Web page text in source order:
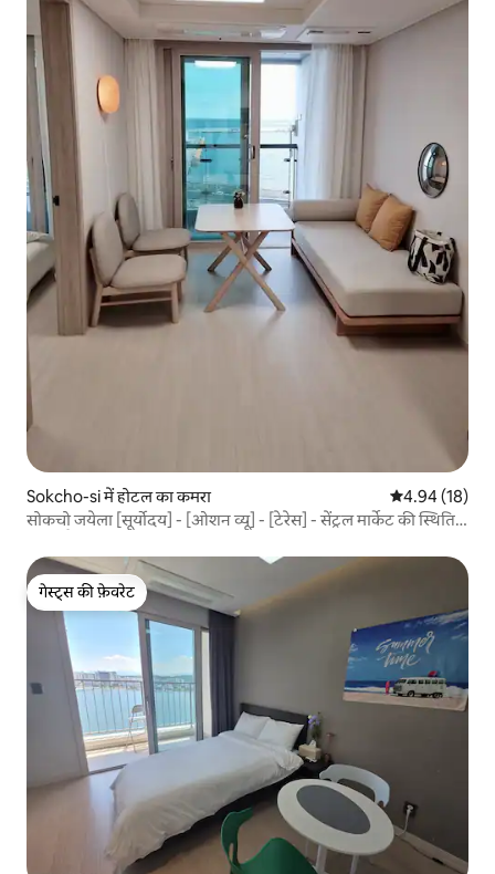
Sokcho-si में होटल का कमरा औसत रेटिंग 5 में
4.94 (18)
सोकचो जयेला [सूर्योदय] - [ओशन व्यू] - [टेरेस] - सेंट्रल मार्केट की स्थिति
गेस्ट्स की फ़ेवरेट
गेस्ट्स की फ़ेवरेट